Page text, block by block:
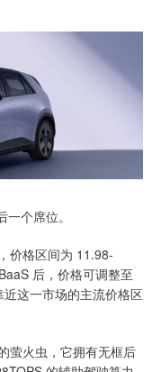
个席位。
价格区间为 11.98-
后，价格可调整至
这一市场的主流价格区
萤火虫，它拥有无框后